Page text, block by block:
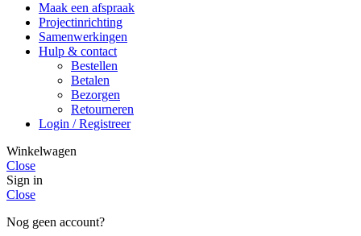
Maak een afspraak
Projectinrichting
Samenwerkingen
Hulp & contact
Bestellen
Betalen
Bezorgen
Retourneren
Login / Registreer
Winkelwagen
Close
Sign in
Close
Nog geen account?